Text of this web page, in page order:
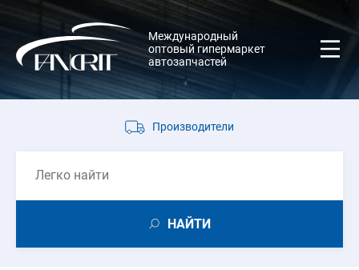
Международный
оптовый гипермаркет
автозапчастей
Производители
НАЙТИ